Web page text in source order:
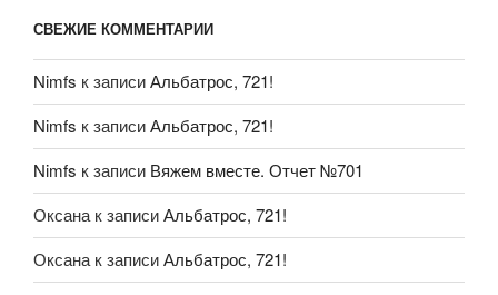
СВЕЖИЕ КОММЕНТАРИИ
Nimfs к записиАльбатрос, 721!
Nimfs к записиАльбатрос, 721!
Nimfs к записи Вяжем вместе. Отчет №701
Оксана к записиАльбатрос, 721!
Оксана к записиАльбатрос, 721!